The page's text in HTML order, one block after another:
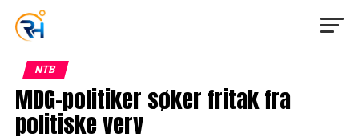
NTB
MDG-politiker søker fritak fra
politiske verv